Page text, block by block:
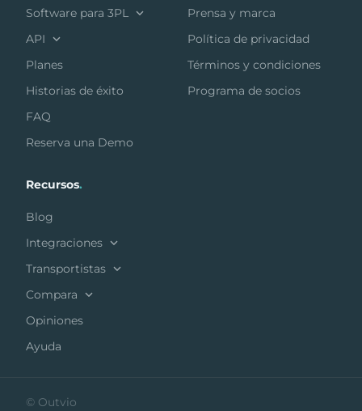
Software para 3PL
API
Planes
Historias de éxito
FAQ
Reserva una Demo
Prensa y marca
Política de privacidad
Términos y condiciones
Programa de socios
Recursos.
Blog
Integraciones
Transportistas
Compara
Opiniones
Ayuda
© Outvio